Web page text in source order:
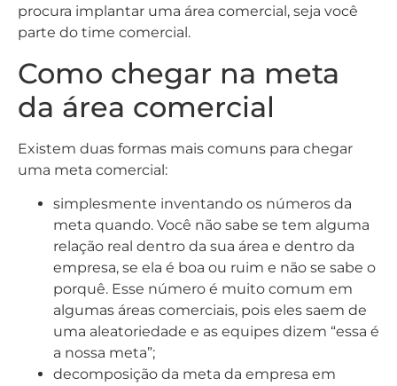
procura implantar uma área comercial, seja você
parte do time comercial.
Como chegar na meta
da área comercial
Existem duas formas mais comuns para chegar
uma meta comercial:
simplesmente inventando os números da
meta quando. Você não sabe se tem alguma
relação real dentro da sua área e dentro da
empresa, se ela é boa ou ruim e não se sabe o
porquê. Esse número é muito comum em
algumas áreas comerciais, pois eles saem de
uma aleatoriedade e as equipes dizem “essa é
a nossa meta”;
decomposição da meta da empresa em